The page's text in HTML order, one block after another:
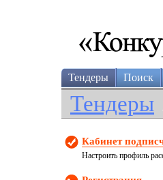
Тендеры Поиск
Тендеры
Кабинет
Настроить профиль